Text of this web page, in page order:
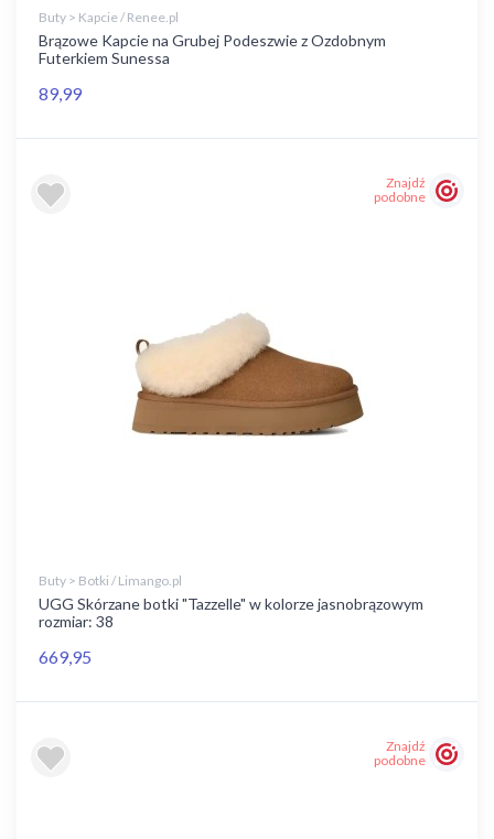
Buty > Kapcie / Renee.pl
Brązowe Kapcie na Grubej Podeszwie z Ozdobnym
Futerkiem Sunessa
89,99
Znajdź
podobne
Buty > Botki / Limango.pl
UGG Skórzane botki "Tazzelle" w kolorze jasnobrązowym
rozmiar: 38
669,95
Znajdź
podobne